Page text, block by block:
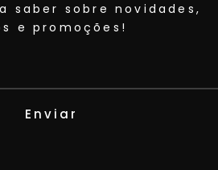
saber sobre novidades,
e promoções!​
Enviar